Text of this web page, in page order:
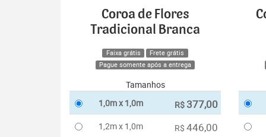
Coroa de Flores
Tradicional Branca
Faixa grátis
Frete grátis
Pague somente após a entrega
Tamanhos
1,0m x 1,0m
R$ 377,00
1,2m x 1,0m R$ 446,00